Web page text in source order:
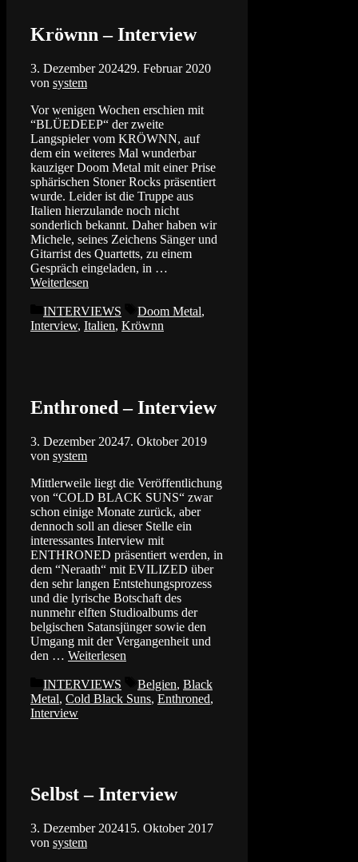
Kröwnn – Interview
3. Dezember 202429. Februar 2020
von system
Vor wenigen Wochen erschien mit
“BLÜEDEEP“ der zweite
Langspieler vom KRÖWNN, auf
dem ein weiteres Mal wunderbar
kauziger Doom Metal mit einer Prise
sphärischen Stoner Rocks präsentiert
wurde. Leider ist die Truppe aus
Italien hierzulande noch nicht
sonderlich bekannt. Daher haben wir
Michele, seines Zeichens Sänger und
Gitarrist des Quartetts, zu einem
Gespräch eingeladen, in …
Weiterlesen
Kategorien
INTERVIEWS Schlagwörter
Doom Metal,
Interview, Italien, Kröwnn
Enthroned – Interview
3. Dezember 20247. Oktober 2019
von system
Mittlerweile liegt die Veröffentlichung
von “COLD BLACK SUNS“ zwar
schon einige Monate zurück, aber
dennoch soll an dieser Stelle ein
interessantes Interview mit
ENTHRONED präsentiert werden, in
dem “Neraath“ mit EVILIZED über
den sehr langen Entstehungsprozess
und die lyrische Botschaft des
nunmehr elften Studioalbums der
belgischen Satansjünger sowie den
Umgang mit der Vergangenheit und
den … Weiterlesen
Kategorien
INTERVIEWS Schlagwörter
Belgien, Black
Metal, Cold Black Suns, Enthroned,
Interview
Selbst – Interview
3. Dezember 202415. Oktober 2017
von system